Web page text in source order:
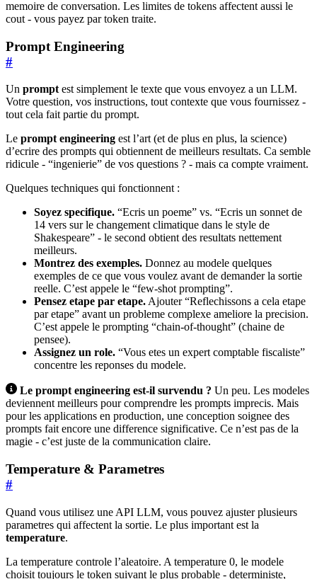
memoire de conversation. Les limites de tokens affectent aussi le
cout - vous payez par token traite.
Prompt Engineering
#
Un prompt est simplement le texte que vous envoyez a un LLM.
Votre question, vos instructions, tout contexte que vous fournissez -
tout cela fait partie du prompt.
Le prompt engineering est l’art (et de plus en plus, la science)
d’ecrire des prompts qui obtiennent de meilleurs resultats. Ca semble
ridicule - “ingenierie” de vos questions ? - mais ca compte vraiment.
Quelques techniques qui fonctionnent :
Soyez specifique. “Ecris un poeme” vs. “Ecris un sonnet de
14 vers sur le changement climatique dans le style de
Shakespeare” - le second obtient des resultats nettement
meilleurs.
Montrez des exemples. Donnez au modele quelques
exemples de ce que vous voulez avant de demander la sortie
reelle. C’est appele le “few-shot prompting”.
Pensez etape par etape. Ajouter “Reflechissons a cela etape
par etape” avant un probleme complexe ameliore la precision.
C’est appele le prompting “chain-of-thought” (chaine de
pensee).
Assignez un role. “Vous etes un expert comptable fiscaliste”
concentre les reponses du modele.
Le prompt engineering est-il survendu ? Un peu. Les modeles
deviennent meilleurs pour comprendre les prompts imprecis. Mais
pour les applications en production, une conception soignee des
prompts fait encore une difference significative. Ce n’est pas de la
magie - c’est juste de la communication claire.
Temperature & Parametres
#
Quand vous utilisez une API LLM, vous pouvez ajuster plusieurs
parametres qui affectent la sortie. Le plus important est la
temperature.
La temperature controle l’aleatoire. A temperature 0, le modele
choisit toujours le token suivant le plus probable - deterministe,